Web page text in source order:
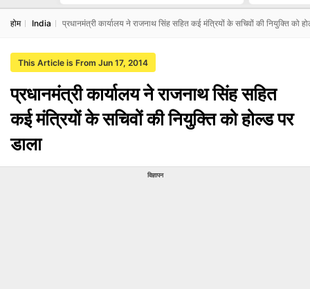
होम India प्रधानमंत्री कार्यालय ने राजनाथ सिंह सहित कई मंत्रियों के सचिवों की नियुक्ति को
This Article is From Jun 17, 2014
प्रधानमंत्री कार्यालय ने राजनाथ सिंह सहित
कई मंत्रियों के सचिवों की नियुक्ति को होल्ड पर
डाला
विज्ञापन